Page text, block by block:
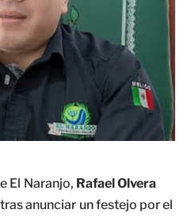
El Naranjo, Rafael Olvera
anunciar un festejo por el